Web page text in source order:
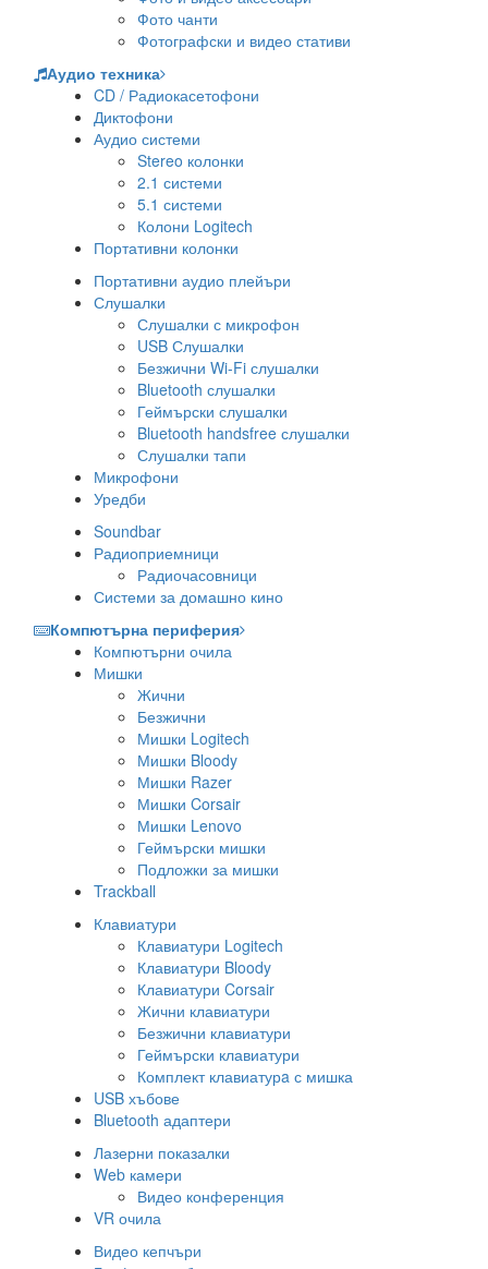
Фото чанти
Фотографски и видео стативи
Аудио техника
CD / Радиокасетофони
Диктофони
Аудио системи
Stereo колонки
2.1 системи
5.1 системи
Колони Logitech
Портативни колонки
Портативни аудио плейъри
Слушалки
Слушалки с микрофон
USB Слушалки
Безжични Wi-Fi слушалки
Bluetooth слушалки
Геймърски слушалки
Bluetooth handsfree слушалки
Слушалки тапи
Микрофони
Уредби
Soundbar
Радиоприемници
Радиочасовници
Системи за домашно кино
Компютърна периферия
Компютърни очила
Мишки
Жични
Безжични
Мишки Logitech
Мишки Bloody
Мишки Razer
Мишки Corsair
Мишки Lenovo
Геймърски мишки
Подложки за мишки
Trackball
Клавиатури
Клавиатури Logitech
Клавиатури Bloody
Клавиатури Corsair
Жични клавиатури
Безжични клавиатури
Геймърски клавиатури
Комплект клавиатурa с мишка
USB хъбове
Bluetooth адаптери
Лазерни показалки
Web камери
Видео конференция
VR очила
Видео кепчъри